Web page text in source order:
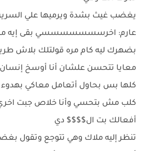
يغضب غيث بشدة ويرميها علي
عارم: اخرسسسسسسسي بقى إيه
بضهرك ليه كام مره قولتلك بلاش
معايا تتحسن علشان أنا أوسخ
كلها بس بحاول أتعامل معاكي
كلب مش بتحسي وأنا خلاص جبت
أفعالك بت ال$$$$ دي
تنظر إليه ملاك وهي تتوجع وتقول